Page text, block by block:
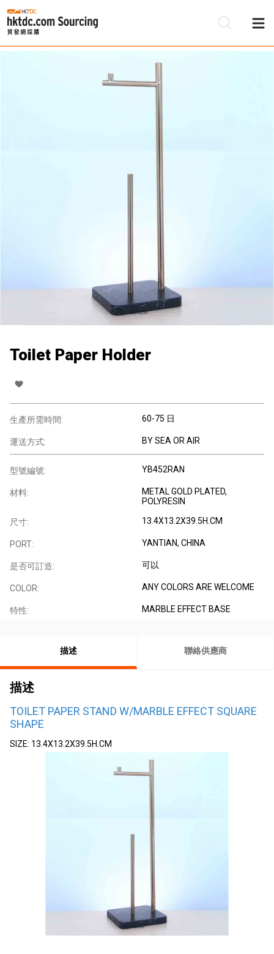
Toilet Paper Holder
生產所需時間: 60-75 日
運送方式: BY SEA OR AIR
型號編號: YB452RAN
材料:
METAL GOLD PLATED,
POLYRESIN
尺寸: 13.4X13.2X39.5H.CM
PORT: YANTIAN, CHINA
是否可訂造: 可以
COLOR: ANY COLORS ARE WELCOME
特性: MARBLE EFFECT BASE
描述 聯絡供應商
描述
TOILET PAPER STAND W/MARBLE EFFECT SQUARE
SHAPE
SIZE: 13.4X13.2X39.5H.CM